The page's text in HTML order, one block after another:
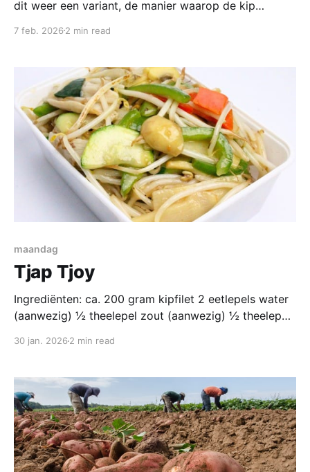
dit weer een variant, de manier waarop de kip
pangang, foe-yong-hai en tjap-tjoy de hardlopers in
tafel kwam. Vooral bij combinatie pakketten zit
7 feb. 2026 2 min read
maandag
Tjap Tjoy
Ingrediënten: ca. 200 gram kipfilet 2 eetlepels water
(aanwezig) ½ theelepel zout (aanwezig) ½ theelepel
(aanwezig) 1 theelepel sesamolie (aanwezig) 1
zonnebloemolie (aanwezig) Groente (totaal 5-600
gram): 1 wortel ½ rode paprika ½ groene paprika 1
uitje stukje komkommer 2-3 champignons stukje prei
30 jan. 2026 2 min read